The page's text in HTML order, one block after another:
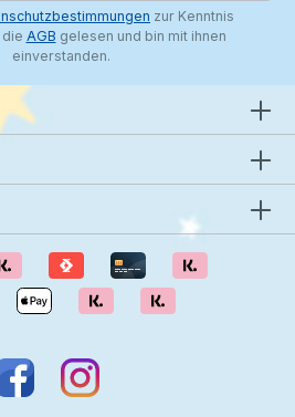
zur Kenntnis
AGB gelesen und bin mit ihnen
einverstanden.